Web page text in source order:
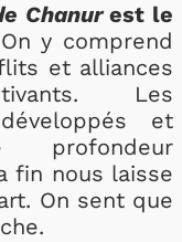
Chanurest le
On y comprend
et alliances
Les
et
profondeur
fin nous laisse
On sent que